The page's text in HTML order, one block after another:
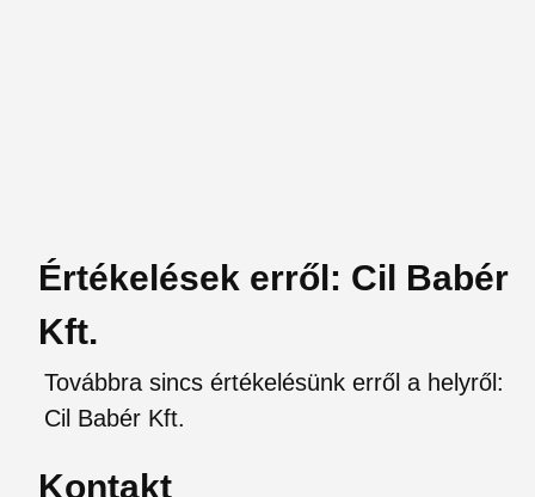
Értékelések erről: Cil Babér
Kft.
Továbbra sincs értékelésünk erről a helyről:
Cil Babér Kft.
Kontakt